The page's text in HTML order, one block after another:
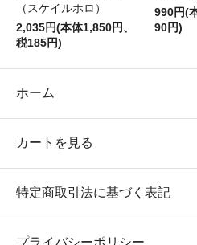
（スケイルホロ）
2,035円(本体1,850円、
税185円)
990円(
90円)
ホーム
カートを見る
特定商取引法に基づく表記
プライバシーポリシー